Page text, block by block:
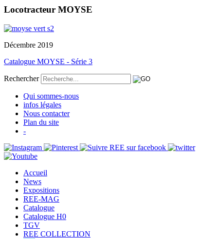
Locotracteur MOYSE
Décembre 2019
Catalogue MOYSE - Série 3
Rechercher
Qui sommes-nous
infos légales
Nous contacter
Plan du site
-
Accueil
News
Expositions
REE-MAG
Catalogue
Catalogue H0
TGV
REE COLLECTION